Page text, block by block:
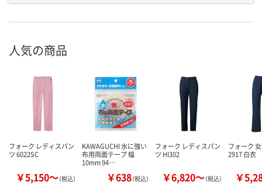
人気の商品
フォーク レディスパン
ツ 6022SC
￥5,150～（税込）
KAWAGUCHI 水に強い
布用両面テープ 幅
10mm 94…
￥638（税込）
フォーク レディスパン
ツ HI302
￥6,820～（税込）
フォーク
2917 白衣
￥